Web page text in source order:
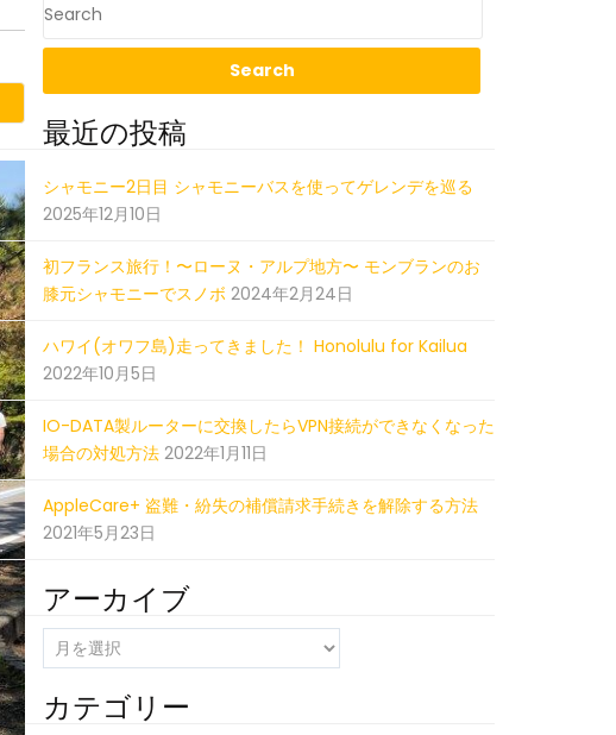
最近の投稿
シャモニー2日目 シャモニーバスを使ってゲレンデを巡る
2025年12月10日
初フランス旅行！〜ローヌ・アルプ地方〜 モンブランのお
膝元シャモニーでスノボ 2024年2月24日
ハワイ(オワフ島)走ってきました！ Honolulu for Kailua
2022年10月5日
IO-DATA製ルーターに交換したらVPN接続ができなくなった
場合の対処方法 2022年1月11日
AppleCare+ 盗難・紛失の補償請求手続きを解除する方法
2021年5月23日
アーカイブ
ー
カ
イ
カテゴリー